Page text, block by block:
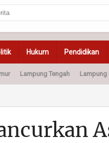
Hukum Pendidikan
Peristiwa Olahraga
Lampung Tengah Lampung